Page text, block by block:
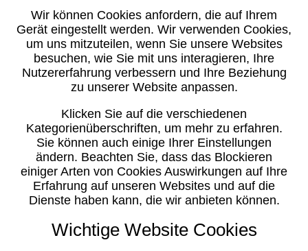
Wir können Cookies anfordern, die auf Ihrem
Gerät eingestellt werden. Wir verwenden Cookies,
um uns mitzuteilen, wenn Sie unsere Websites
besuchen, wie Sie mit uns interagieren, Ihre
Nutzererfahrung verbessern und Ihre Beziehung
zu unserer Website anpassen.
Klicken Sie auf die verschiedenen
Kategorienüberschriften, um mehr zu erfahren.
Sie können auch einige Ihrer Einstellungen
ändern. Beachten Sie, dass das Blockieren
einiger Arten von Cookies Auswirkungen auf Ihre
Erfahrung auf unseren Websites und auf die
Dienste haben kann, die wir anbieten können.
Wichtige Website Cookies